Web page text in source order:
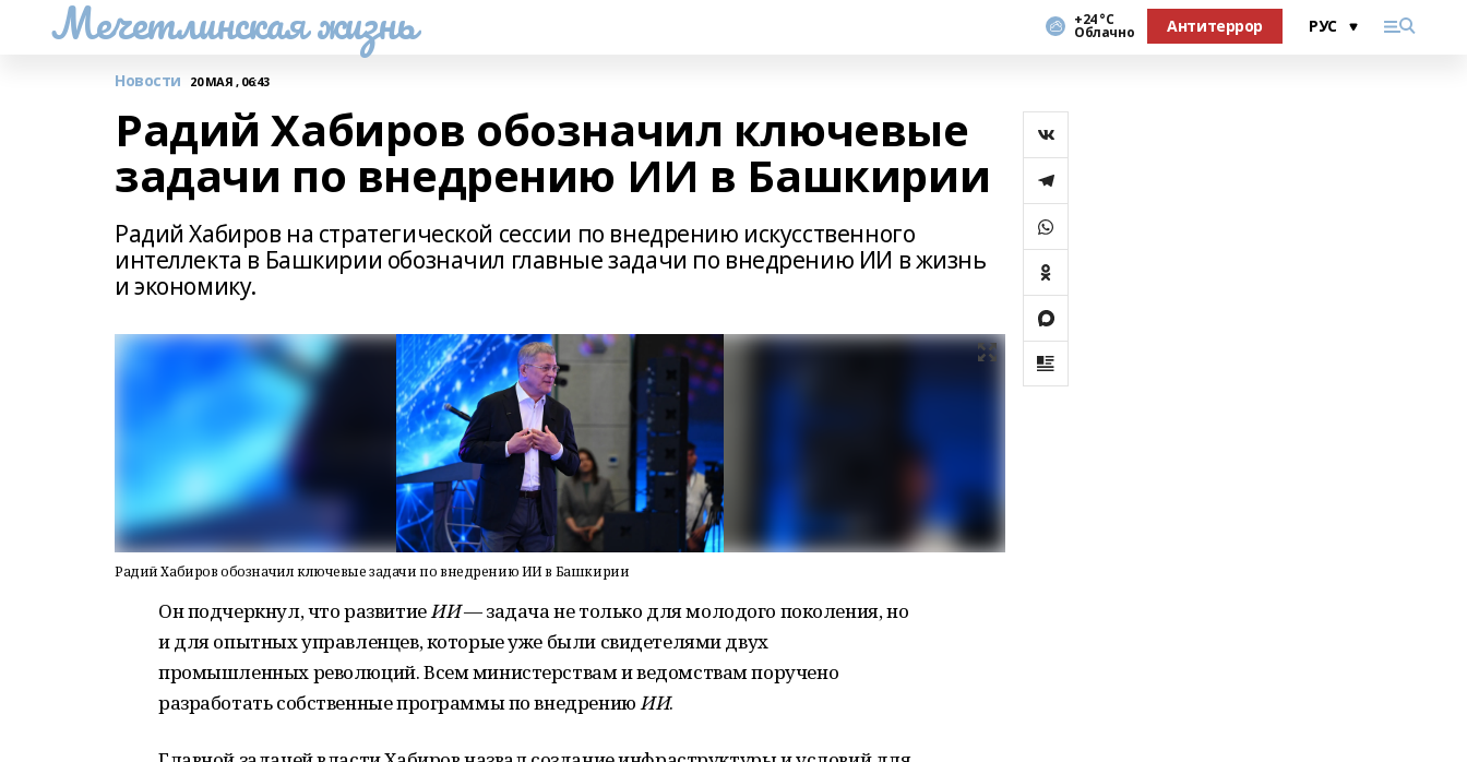
Мечетлинская жизнь +24 °С
Облачно Антитеррор
Новости 20 МАЯ , 06:43
Радий Хабиров обозначил ключевые
задачи по внедрению ИИ в Башкирии
Радий Хабиров на стратегической сессии по внедрению искусственного
интеллекта в Башкирии обозначил главные задачи по внедрению ИИ в жизнь
и экономику.
Радий Хабиров обозначил ключевые задачи по внедрению ИИ в Башкирии
Он подчеркнул, что развитиеИИ— задача не только для молодого поколения, но
и для опытных управленцев, которые уже были свидетелями двух
промышленных революций. Всем министерствам и ведомствам поручено
разработать собственные программы по внедрениюИИ.